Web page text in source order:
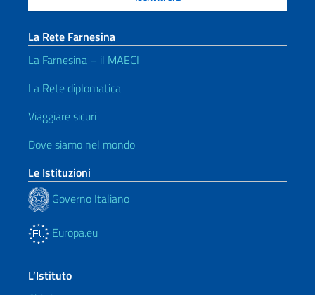
La Rete Farnesina
La Farnesina – il MAECI
La Rete diplomatica
Viaggiare sicuri
Dove siamo nel mondo
Le Istituzioni
Governo Italiano
Europa.eu
L’Istituto